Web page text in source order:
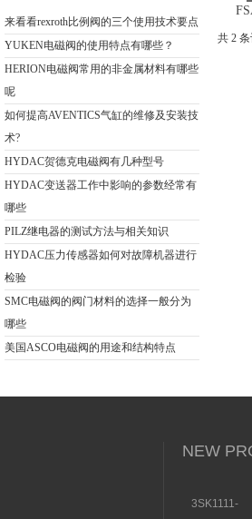
来看看rexroth比例阀的三个使用技术要点
YUKEN电磁阀的使用特点有哪些？
HERION电磁阀常用的非金属材料有哪些
呢
如何提高AVENTICS气缸的维修及安装技
术?
HYDAC贺德克电磁阀有几种型号
HYDAC变送器工作中影响的参数经常有
哪些
PILZ继电器的测试方法与相关知识
HYDAC压力传感器如何对故障机器进行
检验
SMC电磁阀的阀门材料的选择一般分为
哪些
美国ASCO电磁阀的用途和结构特点
共 2
NEW
3SK1111-